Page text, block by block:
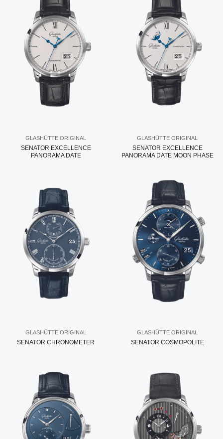
GLASHÜTTE ORIGINAL
SENATOR EXCELLENCE
PANORAMA DATE
GLASHÜTTE ORIGINAL
SENATOR EXCELLENCE
PANORAMA DATE MOON PHASE
GLASHÜTTE ORIGINAL
SENATOR CHRONOMETER
GLASHÜTTE ORIGINAL
SENATOR COSMOPOLITE